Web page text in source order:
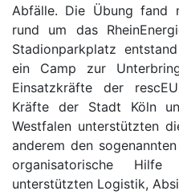
Abfälle. Die Übung fand
rund um das
Stadionparkplatz
ein Camp zur
Einsatzkräfte der
Kräfte der Stadt Köln
Westfalen unterstützten
anderem den
organisatorische
unterstützten Logistik,